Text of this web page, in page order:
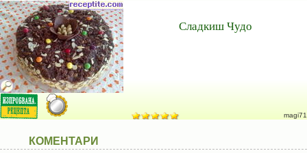
Сладкиш Чудо
magi71
КОМЕНТАРИ